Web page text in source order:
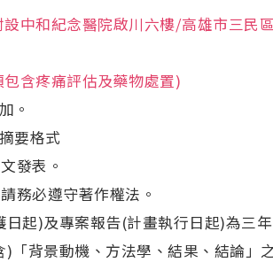
中和紀念醫院啟川六樓/高雄市三民
含疼痛評估及藥物處置)
。
要格式
發表。
務必遵守著作權法。
起)及專案報告(計畫執行日起)為三年
)「背景動機、方法學、結果、結論」